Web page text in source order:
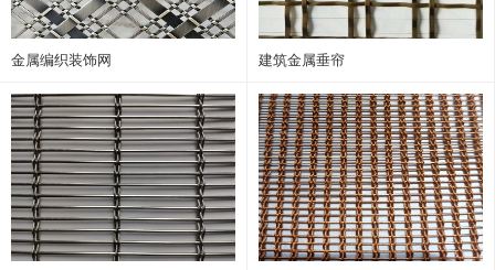
金属编织装饰网 建筑金属垂帘